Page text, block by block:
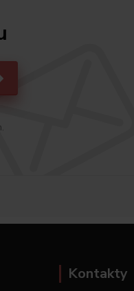
Kontakty